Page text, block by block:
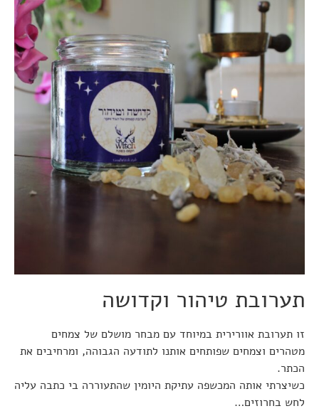
תערובת טיהור וקדושה
זו תערובת אוורירית במיוחד עם מבחר מושלם של צמחים
מטהרים וצמחים שפותחים אותנו לתודעה הגבוהה, ומרחיבים את
הכתר.
כשיצרתי אותה המכשפה עתיקת היומין שהתעוררה בי כתבה עליה
לחש בחרוזים…